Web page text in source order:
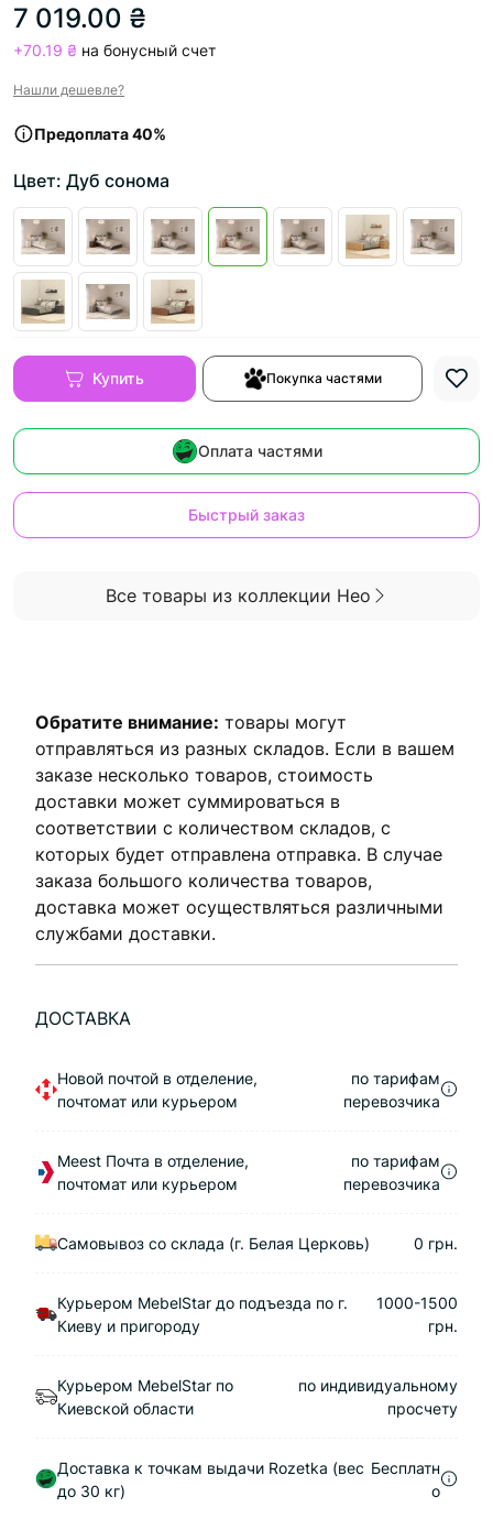
7 019.00 ₴
+70.19 ₴ на бонусный счет
Нашли дешевле?
Предоплата 40%
Цвет: Дуб сонома
Купить Покупка частями
Оплата частями
Быстрый заказ
Все товары из коллекции Нео
Обратите внимание: товары могут
отправляться из разных складов. Если в вашем
заказе несколько товаров, стоимость
доставки может суммироваться в
соответствии с количеством складов, с
которых будет отправлена ​​отправка. В случае
заказа большого количества товаров,
доставка может осуществляться различными
службами доставки.
ДОСТАВКА
Новой почтой в отделение,
почтомат или курьером
по тарифам
перевозчика
Meest Почта в отделение,
почтомат или курьером
по тарифам
перевозчика
Самовывоз со склада (г. Белая Церковь) 0 грн.
Курьером MebelStar до подъезда по г.
Киеву и пригороду
1000-1500
грн.
Курьером MebelStar по
Киевской области
по индивидуальному
просчету
Доставка к точкам выдачи Rozetka (вес
до 30 кг)
Бесплатн
о